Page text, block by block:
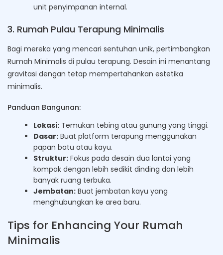
unit penyimpanan internal.
3. Rumah Pulau Terapung Minimalis
Bagi mereka yang mencari sentuhan unik, pertimbangkan
Rumah Minimalis di pulau terapung. Desain ini menantang
gravitasi dengan tetap mempertahankan estetika
minimalis.
Panduan Bangunan:
Lokasi: Temukan tebing atau gunung yang tinggi.
Dasar: Buat platform terapung menggunakan
papan batu atau kayu.
Struktur: Fokus pada desain dua lantai yang
kompak dengan lebih sedikit dinding dan lebih
banyak ruang terbuka.
Jembatan: Buat jembatan kayu yang
menghubungkan ke area baru.
Tips for Enhancing Your Rumah
Minimalis